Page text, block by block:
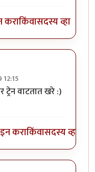
कराकिंवासदस्य व्हा
12:15
byडॉ सुहास म्हात्रे
ट्रेन वाटतात खरे :)
कराकिंवासदस्य व्हा